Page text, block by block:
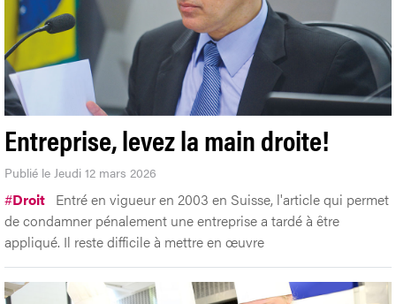
Entreprise, levez la main droite!
Publié le Jeudi 12 mars 2026
#Droit Entré en vigueur en 2003 en Suisse, l'article qui permet
de condamner pénalement une entreprise a tardé à être
appliqué. Il reste difficile à mettre en œuvre